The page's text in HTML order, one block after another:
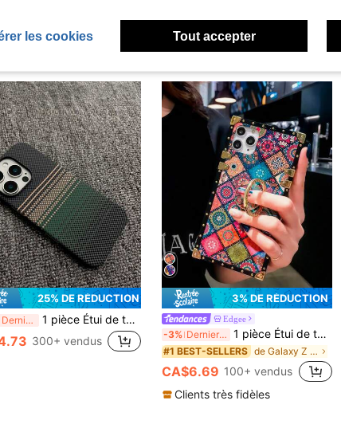
25% DE RÉDUCTION
Derniers 2 jours 1 pièce Étui de téléphone magnétique en matériau de fibre de carbone antichoc, texture de fibre de carbone compatible avec iPhone 16 15 14 13 12 Pro Max Plus, charge sans fil, demi-couverture mate, dissipation de la chaleur, étui de protection avec rayures décoratives, cadeau d'anniversaire, bureau professionnel
300+ vendus
3% DE RÉDUCTION
Edgee
-3% Derniers 3 jours 1 pièce Étui de téléphone de mode bleu holographique à motif de diamant antichoc rectangulaire compatible avec Apple 18promax/18pro/18/17promax/17pro/17/17Air/16promax/16e/15 Plus/14/13/12/11/Compatible avec Samsung Galaxy S26FE/S26Ultra/S26 Plus/S26/S25 Ultra/S25 Edge/S25+FE/S24/S23/S22/A57/A56/A55/A54/A37/A36/A27/A26/A17/A16/A15/A14/A07 [Version internationale, pas version locale]
#1 BEST-SELLERS de Galaxy Z Flip3 5G étuis de téléphone
CA$6.69 100+ vendus
Clients très fidèles
les cookies Tout accepter